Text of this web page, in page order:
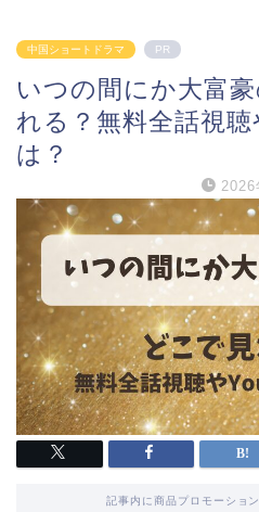
中国ショートドラマ PR
いつの間にか大富
れる？無料全話視
は？
2026
記事内に商品プロモーショ